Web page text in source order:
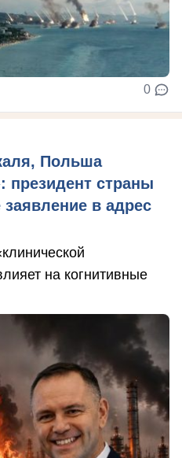
0
Польша
президент страны
заявление в адрес
на когнитивные